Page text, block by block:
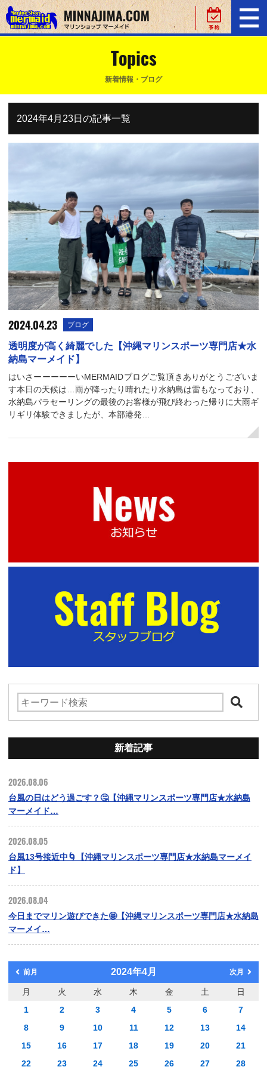
Topics
新着情報・ブログ
2024年4月23日の記事一覧
2024.04.23 ブログ
透明度が高く綺麗でした【沖縄マリンスポーツ専門店★水
納島マーメイド】
はいさーーーーーいMERMAIDブログご覧頂きありがとうございま
す本日の天候は…雨が降ったり晴れたり水納島は雷もなっており、
水納島パラセーリングの最後のお客様が飛び終わった帰りに大雨ギ
リギリ体験できましたが、本部港発…
新着記事
2026.08.06
台風の日はどう過ごす？🤔【沖縄マリンスポーツ専門店★水納島
マーメイド…
2026.08.05
台風13号接近中🌀【沖縄マリンスポーツ専門店★水納島マーメイ
ド】
2026.08.04
今日までマリン遊びできた🤩【沖縄マリンスポーツ専門店★水納島
マーメイ…
前月 2024年4月 次月
月 火 水 木 金 土
日
1
2 3 4 5 6
7
8
9 10 11 12 13
14
15
16 17 18 19 20
21
22
23 24 25 26 27 28